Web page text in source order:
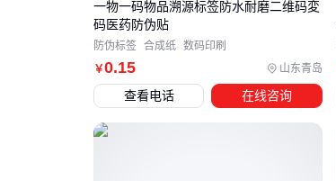
￥0.15 山东青岛
一物一码物品溯源标签防水耐磨二维码変
码医药防伪贴
防伪标签 合成纸 数码印刷
查看电话 在线咨询